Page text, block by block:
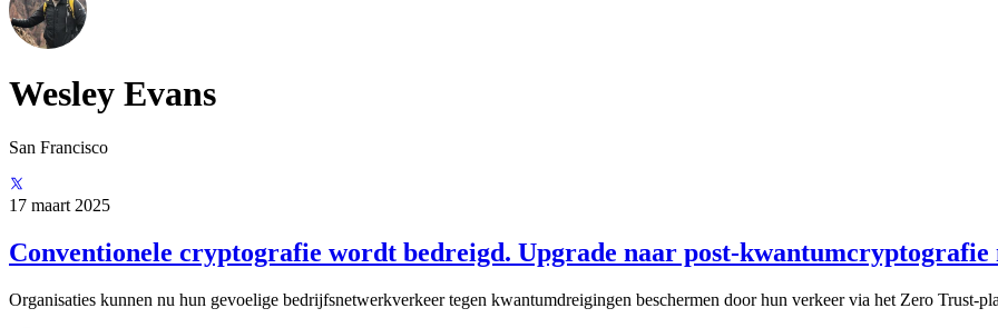
Wesley Evans
San Francisco
17 maart 2025
Conventionele cryptografie wordt bedreigd. Upgrade naar post-
Organisaties kunnen nu hun gevoelige bedrijfsnetwerkverkeer tegen kwantumdreigingen beschermen door hun verkeer via het Zero Trust-